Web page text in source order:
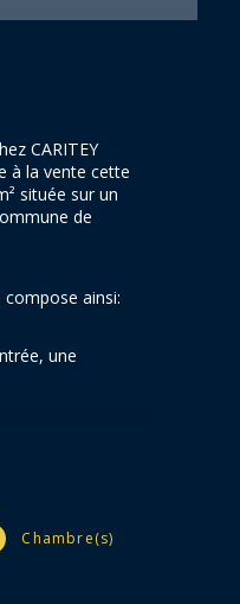
Chambre(s)
CARITEY
à la vente cette
située sur un
de
ainsi:
une
à la maison.